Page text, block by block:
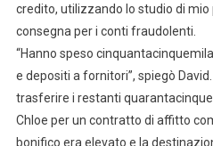
credito, utilizzando lo studio di
consegna per i conti fraudolenti.
“Hanno speso
e depositi a fornitori”, spiegò
trasferire i restanti
Chloe per un contratto di affitto
bonifico era elevato e la